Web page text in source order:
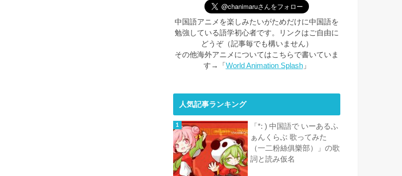
中国語アニメを楽しみたいがためだけに中国語を
勉強している語学初心者です。リンクはご自由に
どうぞ（記事毎でも構いません）
その他海外アニメについてはこちらで書いていま
す→「 World Animation Splash」
人気記事ランキング
「*: ) 中国語で いーあるふ
ぁんくらぶ 歌ってみた
（一二粉絲俱樂部）」の歌
詞と読み仮名